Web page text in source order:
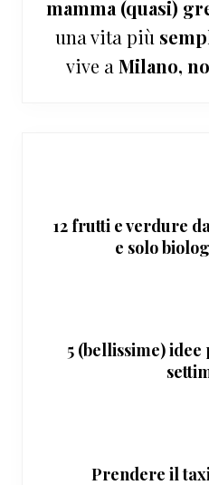
mamma (quasi)
una vita più
vive a Milano,
12 frutti e verdure
e solo
5 (bellissime)
Prendere il